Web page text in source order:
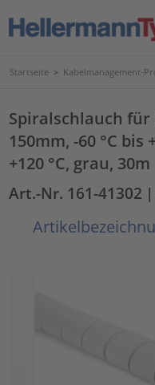
Startseite > Kabelmanagement-
Spiralschlauch für
150mm, -60 °C bis
+120 °C, grau, 30m
Art.-Nr. 161-41302